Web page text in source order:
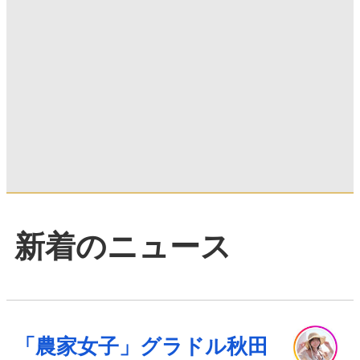
新着のニュース
「農家女子」グラドル秋田